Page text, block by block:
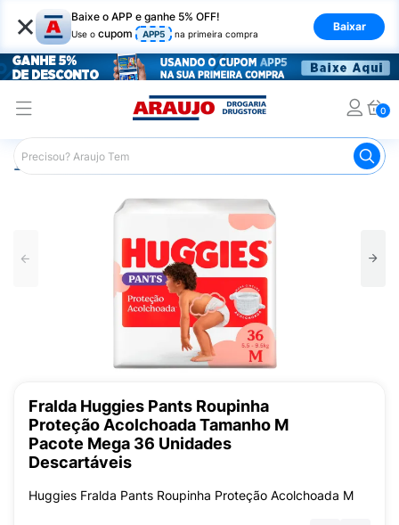
× Baixe o APP e ganhe 5% OFF!
Use o cupom APP5 na primeira compra
Baixar
0
Araujo Infantil Fraldas Infantis
Fralda Huggies Pants Roupinha
Proteção Acolchoada Tamanho M
Pacote Mega 36 Unidades
Descartáveis
Huggies Fralda Pants Roupinha Proteção Acolchoada M